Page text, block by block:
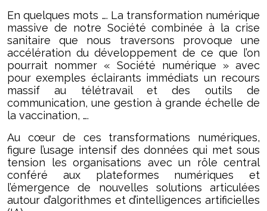
En quelques mots …. La transformation numérique
massive de notre Société combinée à la crise
sanitaire que nous traversons provoque une
accélération du développement de ce que l’on
pourrait nommer « Société numérique » avec
pour exemples éclairants immédiats un recours
massif au télétravail et des outils de
communication, une gestion à grande échelle de
la vaccination, ….
Au cœur de ces transformations numériques,
figure l’usage intensif des données qui met sous
tension les organisations avec un rôle central
conféré aux plateformes numériques et
l’émergence de nouvelles solutions articulées
autour d’algorithmes et d’intelligences artificielles